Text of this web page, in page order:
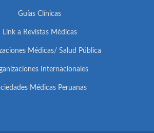
Guías Clínicas
Link a Revistas Médicas
Médicas/ Salud Pública
Internacionales
Médicas Peruanas